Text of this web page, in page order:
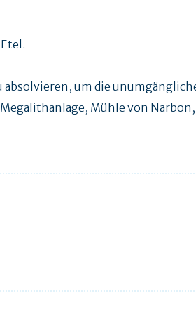
absolvieren, um die
Mühle von